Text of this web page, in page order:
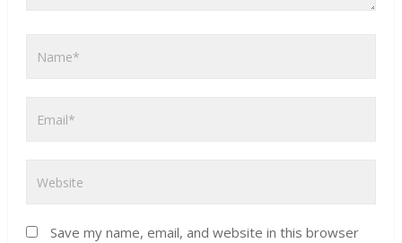
Save my name, email, and website in this browser